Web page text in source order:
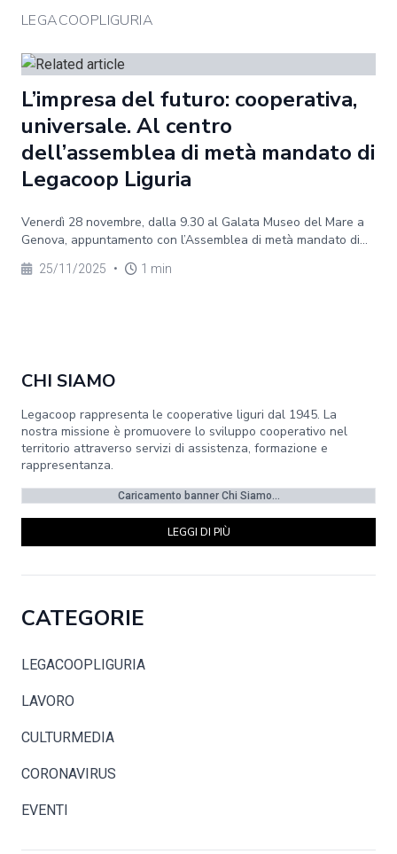
LEGACOOPLIGURIA
L’impresa del futuro: cooperativa,
universale. Al centro
dell’assemblea di metà mandato di
Legacoop Liguria
Venerdì 28 novembre, dalla 9.30 al Galata Museo del Mare a
Genova, appuntamento con l’Assemblea di metà mandato di...
25/11/2025 • 1 min
CHI SIAMO
Legacoop rappresenta le cooperative liguri dal 1945. La
nostra missione è promuovere lo sviluppo cooperativo nel
territorio attraverso servizi di assistenza, formazione e
rappresentanza.
Caricamento banner Chi Siamo...
LEGGI DI PIÙ
CATEGORIE
LEGACOOPLIGURIA
LAVORO
CULTURMEDIA
CORONAVIRUS
EVENTI